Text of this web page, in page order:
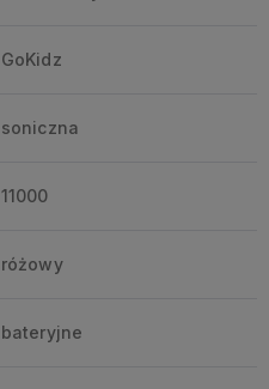
GoKidz
soniczna
11000
różowy
bateryjne